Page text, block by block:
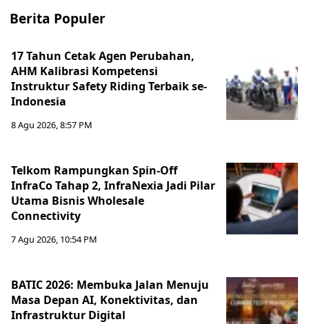
Berita Populer
17 Tahun Cetak Agen Perubahan,
AHM Kalibrasi Kompetensi
Instruktur Safety Riding Terbaik se-
Indonesia
8 Agu 2026, 8:57 PM
Telkom Rampungkan Spin-Off
InfraCo Tahap 2, InfraNexia Jadi Pilar
Utama Bisnis Wholesale
Connectivity
7 Agu 2026, 10:54 PM
BATIC 2026: Membuka Jalan Menuju
Masa Depan AI, Konektivitas, dan
Infrastruktur Digital